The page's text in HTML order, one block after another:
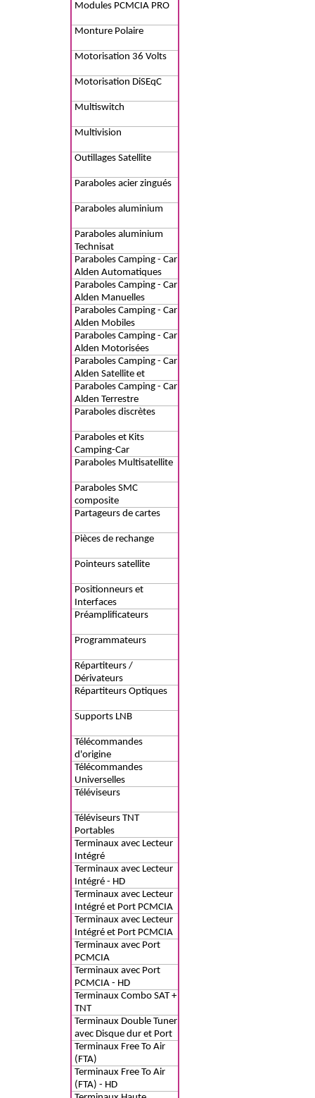
Modules PCMCIA PRO
Monture Polaire
Motorisation 36 Volts
Motorisation DiSEqC
Multiswitch
Multivision
Outillages Satellite
Paraboles acier zingués
Paraboles aluminium
Paraboles aluminium
Technisat
Paraboles Camping - Car
Alden Automatiques
Paraboles Camping - Car
Alden Manuelles
Paraboles Camping - Car
Alden Mobiles
Paraboles Camping - Car
Alden Motorisées
Paraboles Camping - Car
Alden Satellite et
Internet SAT-NET
Paraboles Camping - Car
Alden Terrestre
Paraboles discrètes
Paraboles et Kits
Camping-Car
Paraboles Multisatellite
Paraboles SMC
composite
Partageurs de cartes
Pièces de rechange
Pointeurs satellite
Positionneurs et
Interfaces
Préamplificateurs
Programmateurs
Répartiteurs /
Dérivateurs
Répartiteurs Optiques
Supports LNB
Télécommandes
d'origine
Télécommandes
Universelles
Téléviseurs
Téléviseurs TNT
Portables
Terminaux avec Lecteur
Intégré
Terminaux avec Lecteur
Intégré - HD
Terminaux avec Lecteur
Intégré et Port PCMCIA
Terminaux avec Lecteur
Intégré et Port PCMCIA
- HD
Terminaux avec Port
PCMCIA
Terminaux avec Port
PCMCIA - HD
Terminaux Combo SAT +
TNT
Terminaux Double Tuner
avec Disque dur et Port
PCMCIA - HD
Terminaux Free To Air
(FTA)
Terminaux Free To Air
(FTA) - HD